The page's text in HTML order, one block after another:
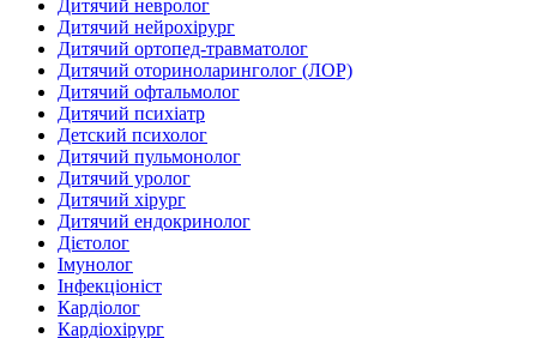
Дитячий невролог
Дитячий нейрохірург
Дитячий ортопед-травматолог
Дитячий оториноларинголог (ЛОР)
Дитячий офтальмолог
Дитячий психіатр
Детский психолог
Дитячий пульмонолог
Дитячий уролог
Дитячий хірург
Дитячий ендокринолог
Дієтолог
Імунолог
Інфекціоніст
Кардіолог
Кардіохірург